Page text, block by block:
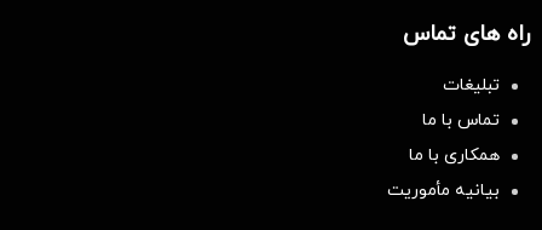
راه های تماس
تبلیغات
تماس با ما
همکاری با ما
بیانیه مأموریت